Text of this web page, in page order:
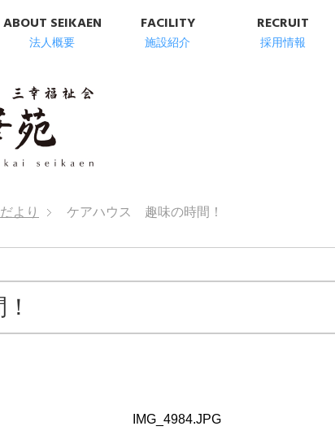
ABOUT SEIKAEN
法人概要
FACILITY
施設紹介
RECRUIT
採用情報
明石市の高齢者
より ケアハウス 趣味の時間！